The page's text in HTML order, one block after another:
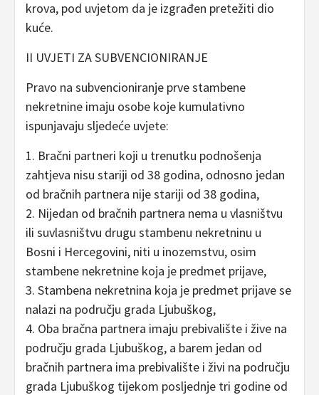
krova, pod uvjetom da je izgrađen pretežiti dio
kuće.
II UVJETI ZA SUBVENCIONIRANJE
Pravo na subvencioniranje prve stambene
nekretnine imaju osobe koje kumulativno
ispunjavaju sljedeće uvjete:
1. Bračni partneri koji u trenutku podnošenja
zahtjeva nisu stariji od 38 godina, odnosno jedan
od bračnih partnera nije stariji od 38 godina,
2. Nijedan od bračnih partnera nema u vlasništvu
ili suvlasništvu drugu stambenu nekretninu u
Bosni i Hercegovini, niti u inozemstvu, osim
stambene nekretnine koja je predmet prijave,
3. Stambena nekretnina koja je predmet prijave se
nalazi na području grada Ljubuškog,
4. Oba bračna partnera imaju prebivalište i žive na
području grada Ljubuškog, a barem jedan od
bračnih partnera ima prebivalište i živi na području
grada Ljubuškog tijekom posljednje tri godine od